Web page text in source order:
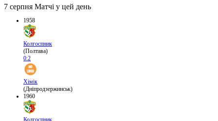
7 серпня Матчі у цей день
1958
Колгоспник
(Полтава)
0:2
Хімік
(Дніпродзержинськ)
1960
Колгоспник